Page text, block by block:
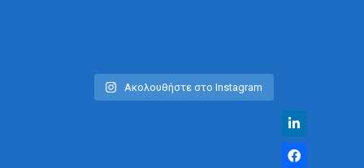
Ακολουθήστε στο Instagram